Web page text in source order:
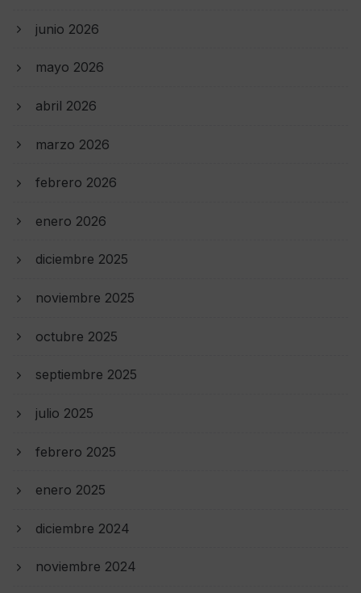
junio 2026
mayo 2026
abril 2026
marzo 2026
febrero 2026
enero 2026
diciembre 2025
noviembre 2025
octubre 2025
septiembre 2025
julio 2025
febrero 2025
enero 2025
diciembre 2024
noviembre 2024